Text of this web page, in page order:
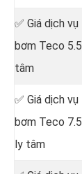
✅ Giá dịch
bơm Teco
tâm
✅ Giá dịch
bơm Teco
ly tâm